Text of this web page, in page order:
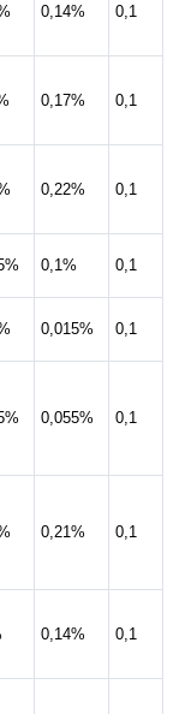
0,14% 0,1
0,17% 0,1
0,22% 0,1
0,1% 0,1
0,015% 0,1
0,055% 0,1
0,21% 0,1
0,14% 0,1